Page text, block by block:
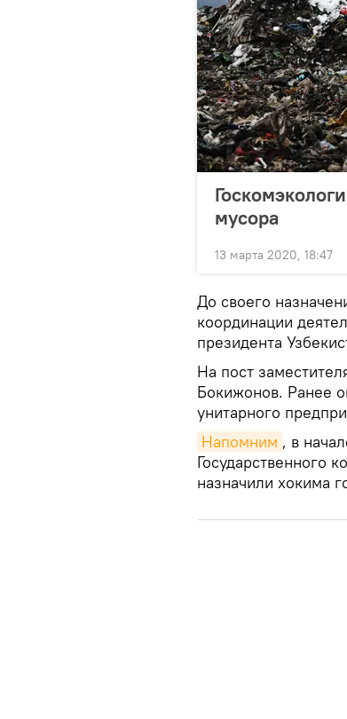
мусора
13 марта 2020, 18:47
До своего
координации
президента
На пост
Бокижонов. Ранее
унитарного
Напомним , в
Государственного
назначили хокима